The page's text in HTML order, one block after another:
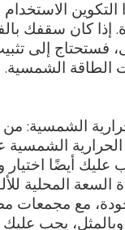
التكوين
كان سقفك
فستحتاج إلى
الطاقة الشمسية.
الشمسية:
الحرارية
أيضًا
السعة المحلية
مع مجمعات
يجب عليك